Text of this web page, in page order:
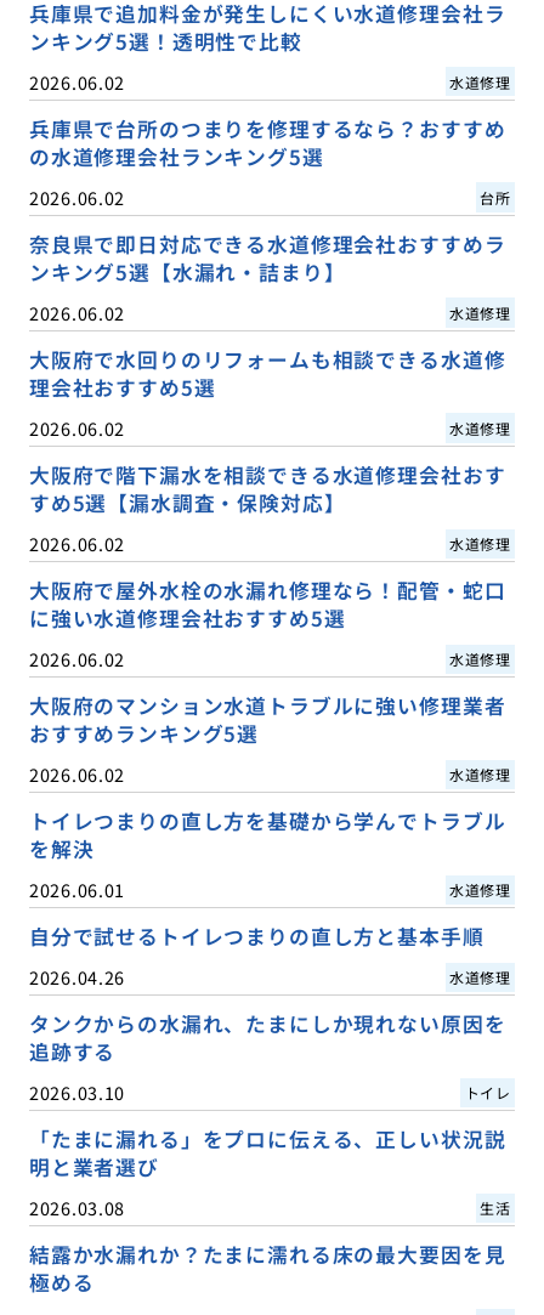
兵庫県で追加料金が発生しにくい水道修理会社ラ
ンキング5選！透明性で比較
2026.06.02 水道修理
兵庫県で台所のつまりを修理するなら？おすすめ
の水道修理会社ランキング5選
2026.06.02 台所
奈良県で即日対応できる水道修理会社おすすめラ
ンキング5選【水漏れ・詰まり】
2026.06.02 水道修理
大阪府で水回りのリフォームも相談できる水道修
理会社おすすめ5選
2026.06.02 水道修理
大阪府で階下漏水を相談できる水道修理会社おす
すめ5選【漏水調査・保険対応】
2026.06.02 水道修理
大阪府で屋外水栓の水漏れ修理なら！配管・蛇口
に強い水道修理会社おすすめ5選
2026.06.02 水道修理
大阪府のマンション水道トラブルに強い修理業者
おすすめランキング5選
2026.06.02 水道修理
トイレつまりの直し方を基礎から学んでトラブル
を解決
2026.06.01 水道修理
自分で試せるトイレつまりの直し方と基本手順
2026.04.26 水道修理
タンクからの水漏れ、たまにしか現れない原因を
追跡する
2026.03.10 トイレ
「たまに漏れる」をプロに伝える、正しい状況説
明と業者選び
2026.03.08 生活
結露か水漏れか？たまに濡れる床の最大要因を見
極める